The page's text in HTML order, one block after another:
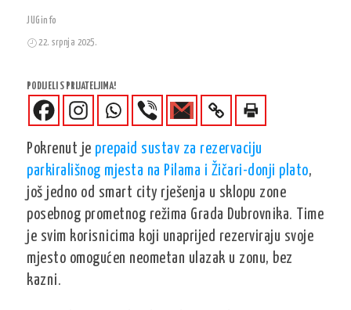
JUGinfo
22. srpnja 2025.
PODIJELI S PRIJATELJIMA!
Pokrenut je prepaid sustav za rezervaciju
parkirališnog mjesta na Pilama i Žičari-donji plato,
još jedno od smart city rješenja u sklopu zone
posebnog prometnog režima Grada Dubrovnika. Time
je svim korisnicima koji unaprijed rezerviraju svoje
mjesto omogućen neometan ulazak u zonu, bez
kazni.